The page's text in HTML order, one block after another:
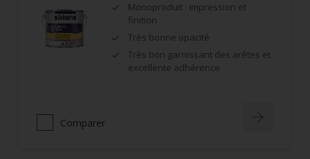
Monoproduit : impression et
finition
Très bonne opacité
Très bon garnissant des arêtes et
excellente adhérence
Comparer